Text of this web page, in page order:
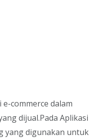
commerce dalam
dijual.Pada Aplikasi
yang digunakan untuk